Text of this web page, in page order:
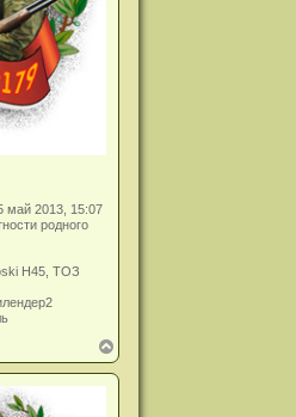
май 2013, 15:07
родного
H45, ТОЗ
е
р